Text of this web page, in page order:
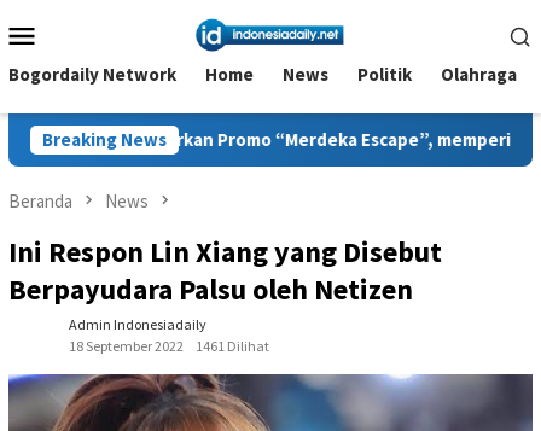
ke
kontenMobile
Bogordaily Network Home News Politik Olahraga
Breaking News
Promo “Merdeka Escape”, memperingati Bulan Kemerdekaan
Beranda News
Ini Respon Lin Xiang yang Disebut
Berpayudara Palsu oleh Netizen
Admin Indonesiadaily
18 September 2022
1461 Dilihat